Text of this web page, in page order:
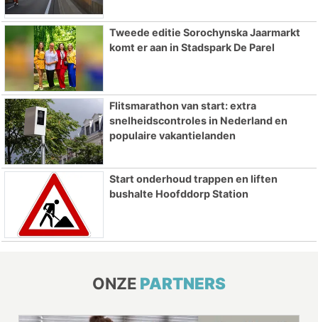
Tweede editie Sorochynska Jaarmarkt
komt er aan in Stadspark De Parel
Flitsmarathon van start: extra
snelheidscontroles in Nederland en
populaire vakantielanden
Start onderhoud trappen en liften
bushalte Hoofddorp Station
ONZE PARTNERS